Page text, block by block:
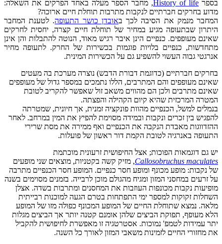
בספר History of life, מחבר הספר מעלה באחד הפרקים את השאלה:
מדוע בחרקים חברתיים לנקבות מתרבות תוחלת חיים ארוכה?
המחבר מנמק את הסיבה לכך באובדן כושר התעופה. לטענת המחבר
היתרון שבתעופה מגיע במחיר של תוחלת חיים קצרה, יחסית לחרקים
שאינם מעופפים. כנפיים הינן איבר רגיש מאוד, הנוטה להתבלות והן אינן
מתחדשות, כנפיים בלויות פוגמות בכשירות של החרק. לתעופה מחיר
אנרגטי גבוה העשוי להשפיע גם על הכשירות המינית.
בחרקים חברתיים (כדוגמת דבורת הדבש) נוצרה מערכת בה מעטים
שאינם מעופפים והם המתרבים, הללו נתמכים במספר גדול של מעופפים
שאינם מתרבים ולכן הם מהווים משאב זול שאפשר להקריב לטובת
המטרה המרכזית שהיא קיום הקהילה והפצתה.
בנמלים למשל, הכנפיים מהוות פונקציה זמנית, אך חיונית, שמטרתה
להפגיש בין זכרים ונקבות ובמידה מסוימת להפיץ את המין במרחב. לאחר
ההזדווגות מאבדת הנקבה את הכנפיים ואף ממירה את מסת שרירי
התעופה באנרגיה לטובת הקמת דור ראשון של פועלות.
יש גם דוגמאות הפוכות; אצל החיפושית זרעונית מוכתמת
Callosobruchus maculates, מזיק קשה בקטניות, מוצאים שני מופעים
של נקבות: מופע מכונף ומופע חסר כנפיים. המופע חסר הכנפיים מתרבה
על זרעים במחסני המזון ומגיח מהגולם מוכן לרבייה. בזמנים מסוימים בשנה
מופיעות נקבות מכונפות העוזבות את המחסנים ומתרבות בשדה. אצלן
השחלות זקוקות למספר ימי התפתחות בטרם הגעה למוכנות רבייתית
מלאה. נמצא שתוחלת החיים של המופע המכונף כפולה מזו של המופע
הלא מעופף, תפוקת הביצים שלהן אומנם קטנה יותר אך הביצים מגלות
יתר עמידות לטמפ' נמוכות. אסטרטגיה זו מאפשרת לחיפושית להקביל
את מחזורי החיים לזמינות משאבי המזון לאורך כל השנה.